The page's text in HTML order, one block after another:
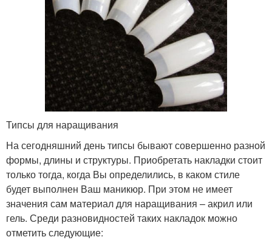
Типсы для наращивания
На сегодняшний день типсы бывают совершенно разной
формы, длины и структуры. Приобретать накладки стоит
только тогда, когда Вы определились, в каком стиле
будет выполнен Ваш маникюр. При этом не имеет
значения сам материал для наращивания – акрил или
гель. Среди разновидностей таких накладок можно
отметить следующие: